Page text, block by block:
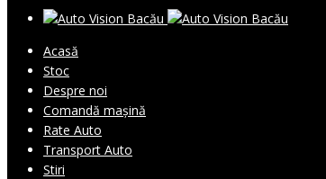
Acasă
Stoc
Despre noi
Comandă mașină
Rate Auto
Transport Auto
Stiri